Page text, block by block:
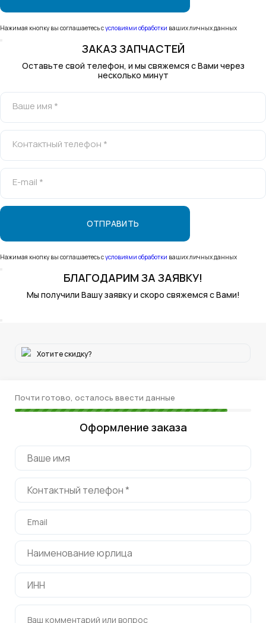
Нажимая кнопку вы соглашаетесь сусловиями обработки ваших личных данных
ЗАКАЗ ЗАПЧАСТЕЙ
Оставьте свой телефон, и мы свяжемся с Вами через
несколько минут
Ваше имя *
Контактный телефон *
E-mail *
Нажимая кнопку вы соглашаетесь сусловиями обработки ваших личных данных
БЛАГОДАРИМ ЗА ЗАЯВКУ!
Мы получили Вашу заявку и скоро свяжемся с Вами!
Хотите скидку?
Почти готово, осталось ввести данные
Оформление заказа